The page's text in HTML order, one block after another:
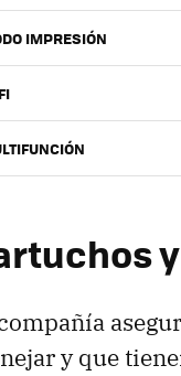
IMPRESIÓN
y que